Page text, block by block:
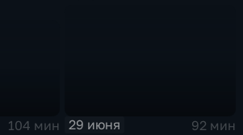
104 мин
29 июня
92 мин